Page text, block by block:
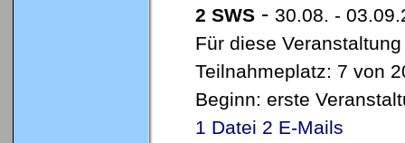
2 SWS - 30.08. -
Für diese
Teilnahmeplatz: 7 von
Beginn: erste
1 Datei 2 E-Mails